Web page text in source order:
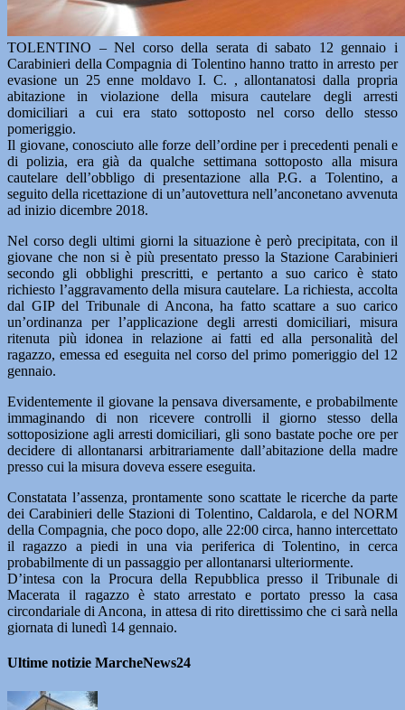
TOLENTINO – Nel corso della serata di sabato 12 gennaio i
Carabinieri della Compagnia di Tolentino hanno tratto in arresto per
evasione un 25 enne moldavo I. C. , allontanatosi dalla propria
abitazione in violazione della misura cautelare degli arresti
domiciliari a cui era stato sottoposto nel corso dello stesso
pomeriggio.
Il giovane, conosciuto alle forze dell’ordine per i precedenti penali e
di polizia, era già da qualche settimana sottoposto alla misura
cautelare dell’obbligo di presentazione alla P.G. a Tolentino, a
seguito della ricettazione di un’autovettura nell’anconetano avvenuta
ad inizio dicembre 2018.
Nel corso degli ultimi giorni la situazione è però precipitata, con il
giovane che non si è più presentato presso la Stazione Carabinieri
secondo gli obblighi prescritti, e pertanto a suo carico è stato
richiesto l’aggravamento della misura cautelare. La richiesta, accolta
dal GIP del Tribunale di Ancona, ha fatto scattare a suo carico
un’ordinanza per l’applicazione degli arresti domiciliari, misura
ritenuta più idonea in relazione ai fatti ed alla personalità del
ragazzo, emessa ed eseguita nel corso del primo pomeriggio del 12
gennaio.
Evidentemente il giovane la pensava diversamente, e probabilmente
immaginando di non ricevere controlli il giorno stesso della
sottoposizione agli arresti domiciliari, gli sono bastate poche ore per
decidere di allontanarsi arbitrariamente dall’abitazione della madre
presso cui la misura doveva essere eseguita.
Constatata l’assenza, prontamente sono scattate le ricerche da parte
dei Carabinieri delle Stazioni di Tolentino, Caldarola, e del NORM
della Compagnia, che poco dopo, alle 22:00 circa, hanno intercettato
il ragazzo a piedi in una via periferica di Tolentino, in cerca
probabilmente di un passaggio per allontanarsi ulteriormente.
D’intesa con la Procura della Repubblica presso il Tribunale di
Macerata il ragazzo è stato arrestato e portato presso la casa
circondariale di Ancona, in attesa di rito direttissimo che ci sarà nella
giornata di lunedì 14 gennaio.
Ultime notizie MarcheNews24